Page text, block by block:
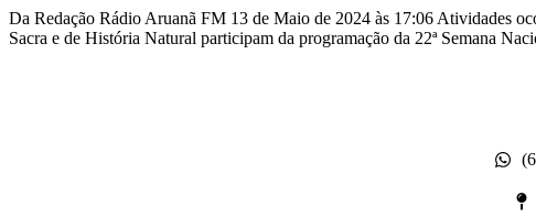
Da Redação Rádio Aruanã FM 13 de Maio de 2024 às 17:06 Atividades
Sacra e de História Natural participam da programação da 22ª Semana